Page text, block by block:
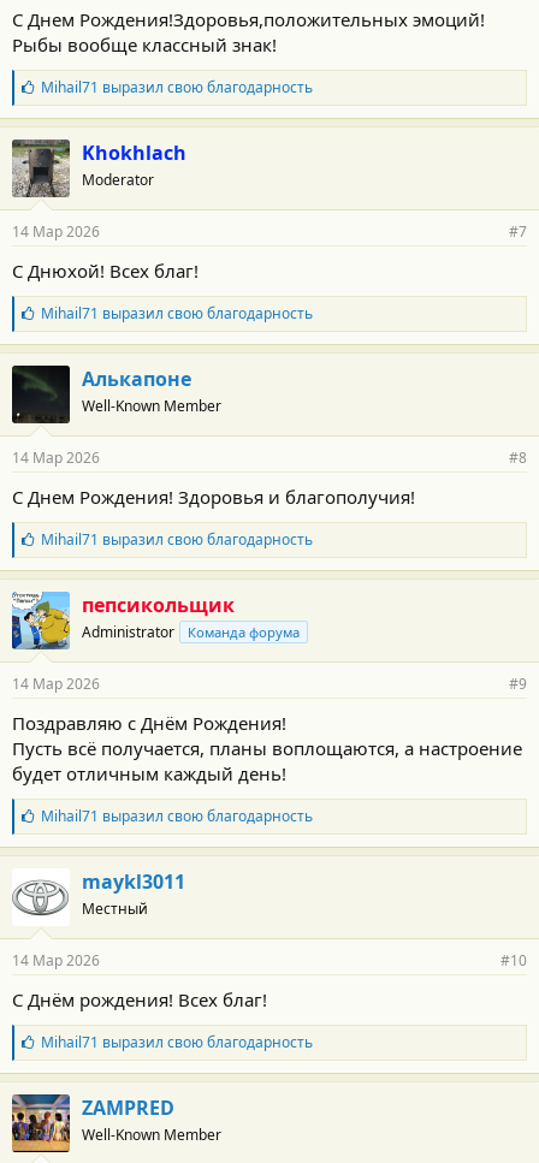
с
т
и
:
С Днем Рождения!Здоровья,положительных эмоций!
Рыбы вообще классный знак!
Б
л
а
г
о
д
а
н
с
т
и
:
Mihail71 выразил свою благодарность
Khokhlach
Moderator
14 Мар 2026 #7
С Днюхой! Всех благ!
Б
л
а
г
о
а
н
с
т
и
:
Mihail71 выразил свою благодарность
Алькапоне
Well-Known Member
14 Мар 2026 #8
С Днем Рождения! Здоровья и благополучия!
Б
л
а
г
о
д
а
н
с
т
и
:
Mihail71 выразил свою благодарность
пепсикольщик
Administrator Команда форума
14 Мар 2026 #9
Поздравляю с Днём Рождения!
Пусть всё получается, планы воплощаются, а настроение
будет отличным каждый день!
Б
л
а
о
д
а
н
с
т
и
:
Mihail71 выразил свою благодарность
maykl3011
Местный
14 Мар 2026 #10
С Днём рождения! Всех благ!
Б
л
а
г
о
д
а
Mihail71 выразил свою благодарность
ZAMPRED
Well-Known Member